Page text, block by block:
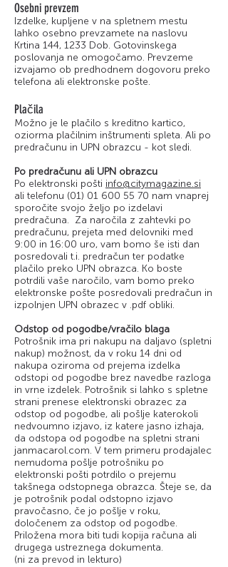
Osebni prevzem
Izdelke, kupljene v na spletnem mestu
lahko osebno prevzamete na naslovu
Krtina 144, 1233 Dob. Gotovinskega
poslovanja ne omogočamo. Prevzeme
izvajamo ob predhodnem dogovoru preko
telefona ali elektronske pošte.
Plačila
Možno je le plačilo s kreditno kartico,
oziorma plačilnim inštrumenti spleta. Ali po
predračunu in UPN obrazcu - kot sledi.
Po predračunu ali UPN obrazcu
Po elektronski pošti info@citymagazine.si
ali telefonu (01) 01 600 55 70 nam vnaprej
sporočite svojo željo po izdelavi
predračuna. Za naročila z zahtevki po
predračunu, prejeta med delovniki med
9:00 in 16:00 uro, vam bomo še isti dan
posredovali t.i. predračun ter podatke
plačilo preko UPN obrazca. Ko boste
potrdili vaše naročilo, vam bomo preko
elektronske pošte posredovali predračun in
izpolnjen UPN obrazec v .pdf obliki.
Odstop od pogodbe/vračilo blaga
Potrošnik ima pri nakupu na daljavo (spletni
nakup) možnost, da v roku 14 dni od
nakupa oziroma od prejema izdelka
odstopi od pogodbe brez navedbe razloga
in vrne izdelek. Potrošnik si lahko s spletne
strani prenese elektronski obrazec za
odstop od pogodbe, ali pošlje katerokoli
nedvoumno izjavo, iz katere jasno izhaja,
da odstopa od pogodbe na spletni strani
janmacarol.com. V tem primeru prodajalec
nemudoma pošlje potrošniku po
elektronski pošti potrdilo o prejemu
takšnega odstopnega obrazca. Šteje se, da
je potrošnik podal odstopno izjavo
pravočasno, če jo pošlje v roku,
določenem za odstop od pogodbe.
Priložena mora biti tudi kopija računa ali
drugega ustreznega dokumenta.
(ni za prevod in lekturo)